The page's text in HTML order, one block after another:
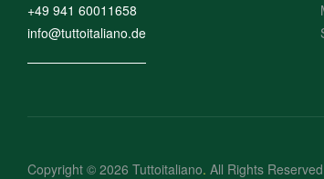
+49 941 60011658
info@tuttoitaliano.de
Copyright © 2026 Tuttoitaliano. All Rights